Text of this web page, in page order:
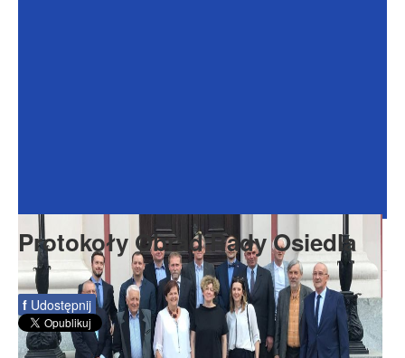
Rada Seniorów
Protokoły Obrad Rady Osiedla
f Udostępnij